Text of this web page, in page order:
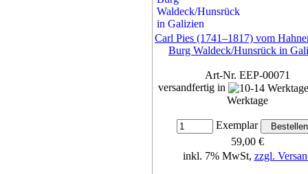
Carl Pies (1741–1817) vom
Burg Waldeck/Hunsrück in
Art-Nr. EEP-00071
versandfertig in
Werktage
Exemplar
59,00 €
inkl. 7% MwSt, zzgl.